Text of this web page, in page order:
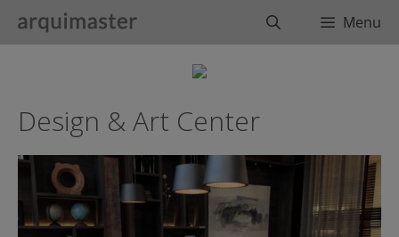
BuscarMenu
Design & Art Center